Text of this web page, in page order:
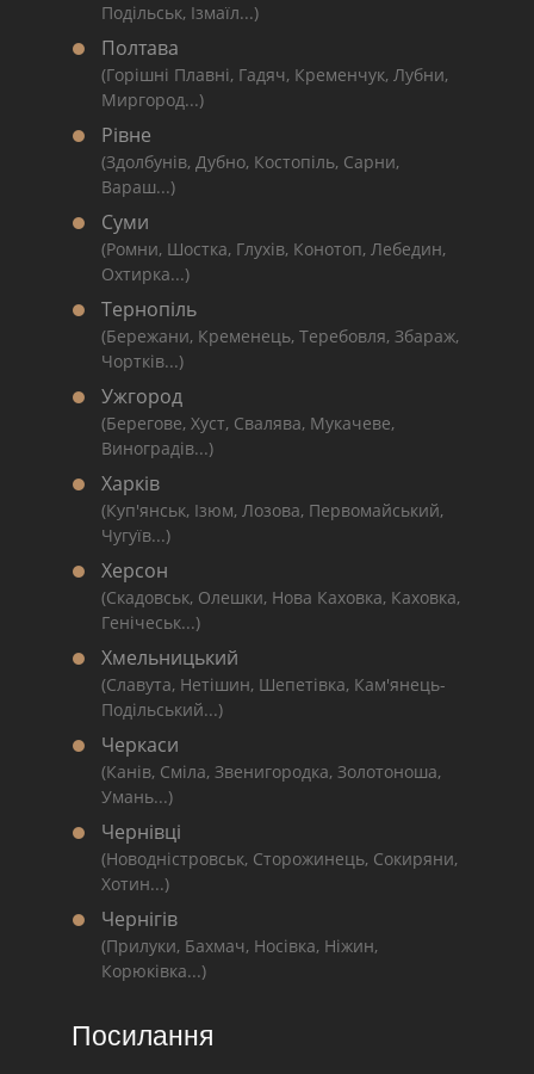
Подільськ, Ізмаїл...)
Полтава
(Горішні Плавні, Гадяч, Кременчук, Лубни,
Миргород...)
Рівне
(Здолбунів, Дубно, Костопіль, Сарни,
Вараш...)
Суми
(Ромни, Шостка, Глухів, Конотоп, Лебедин,
Охтирка...)
Тернопіль
(Бережани, Кременець, Теребовля, Збараж,
Чортків...)
Ужгород
(Берегове, Хуст, Свалява, Мукачеве,
Виноградів...)
Харків
(Куп'янськ, Ізюм, Лозова, Первомайський,
Чугуїв...)
Херсон
(Скадовськ, Олешки, Нова Каховка, Каховка,
Генічеськ...)
Хмельницький
(Славута, Нетішин, Шепетівка, Кам'янець-
Подільський...)
Черкаси
(Канів, Сміла, Звенигородка, Золотоноша,
Умань...)
Чернівці
(Новодністровськ, Сторожинець, Сокиряни,
Хотин...)
Чернігів
(Прилуки, Бахмач, Носівка, Ніжин,
Корюківка...)
Посилання